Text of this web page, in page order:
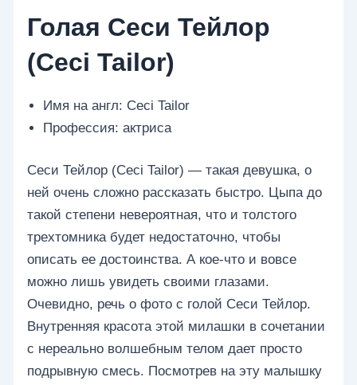
Голая Сеси Тейлор
(Ceci Tailor)
Имя на англ: Ceci Tailor
Профессия: актриса
Сеси Тейлор (Ceci Tailor) — такая девушка, о
ней очень сложно рассказать быстро. Цыпа до
такой степени невероятная, что и толстого
трехтомника будет недостаточно, чтобы
описать ее достоинства. А кое-что и вовсе
можно лишь увидеть своими глазами.
Очевидно, речь о фото с голой Сеси Тейлор.
Внутренняя красота этой милашки в сочетании
с нереально волшебным телом дает просто
подрывную смесь. Посмотрев на эту малышку